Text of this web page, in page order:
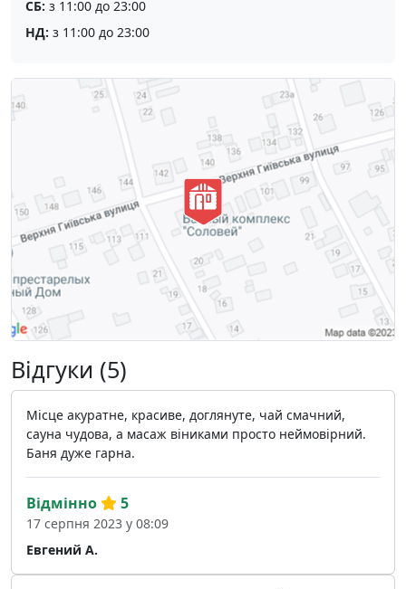
СБ: з 11:00 до 23:00
НД: з 11:00 до 23:00
Відгуки (5)
Місце акуратне, красиве, доглянуте, чай смачний,
сауна чудова, а масаж віниками просто неймовірний.
Баня дуже гарна.
Евгений А.
Відмінно 5
17 серпня 2023 у 08:09